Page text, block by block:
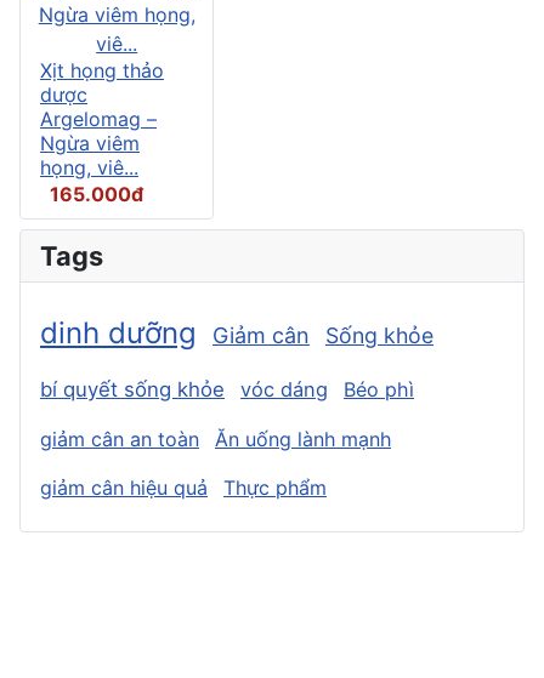
Xịt họng thảo
dược
Argelomag –
Ngừa viêm
họng, viê...
165.000đ
Tags
dinh dưỡng Giảm cân Sống khỏe
bí quyết sống khỏe vóc dáng Béo phì
giảm cân an toàn
Ăn uống lành mạnh
giảm cân hiệu quả
Thực phẩm